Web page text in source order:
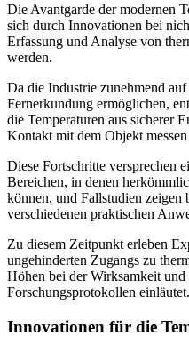
Die Avantgarde der modernen
sich durch Innovationen bei
Erfassung und Analyse von
werden.
Da die Industrie zunehmend
Fernerkundung ermöglichen,
die Temperaturen aus sicherer
Kontakt mit dem Objekt
Diese Fortschritte versprechen
Bereichen, in denen
können, und Fallstudien zeigen
verschiedenen praktischen
Zu diesem Zeitpunkt erleben
ungehinderten Zugangs zu
Höhen bei der Wirksamkeit und
Forschungsprotokollen einläutet.
Innovationen für die